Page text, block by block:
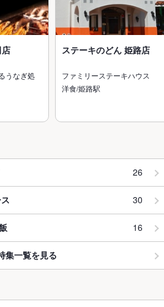
うなぎ処
ステーキのどん 姫路店
ファミリーステーキハウス
洋食/姫路駅
26
30
16
集一覧を見る